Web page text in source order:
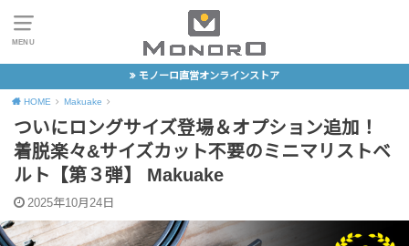
MENU
モノーロ直営オンラインストア
HOME Makuake
ついにロングサイズ登場＆オプション追加！
着脱楽々&サイズカット不要のミニマリストベ
ルト【第３弾】 Makuake
2025年10月24日